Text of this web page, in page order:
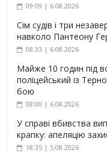
09:09 | 6.08.2026
Сім судів і три
навколо Пантеону
08:33 | 6.08.2026
Майже 10 годин під
поліцейський із
бою
08:00 | 6.08.2026
У справі вбивства
крапку: апеляцію
18:35 | 5.08.2026